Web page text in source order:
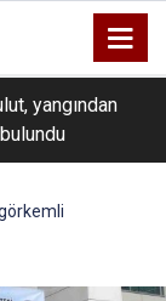
yangından